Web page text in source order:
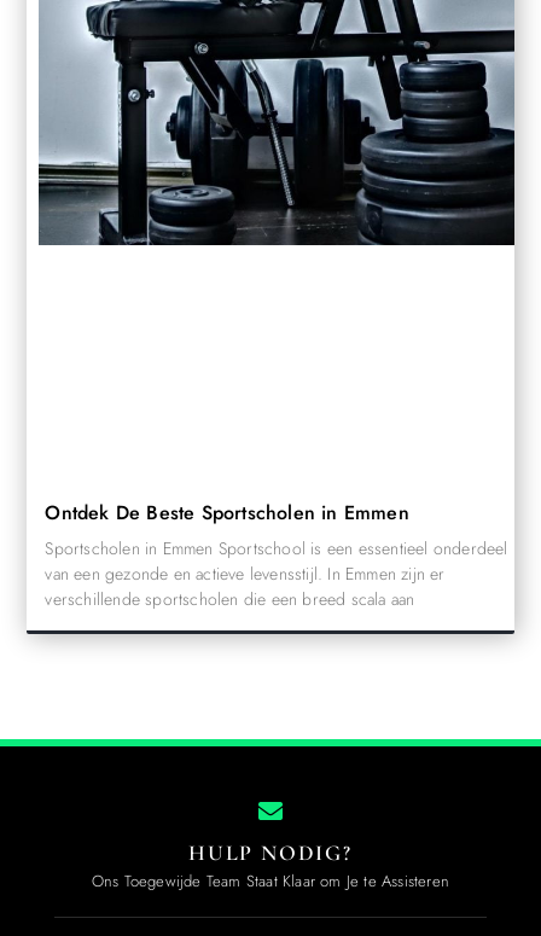
Ontdek De Beste Sportscholen in Emmen
Sportscholen in Emmen Sportschool is een essentieel onderdeel
van een gezonde en actieve levensstijl. In Emmen zijn er
verschillende sportscholen die een breed scala aan
HULP NODIG?
Ons Toegewijde Team Staat Klaar om Je te Assisteren